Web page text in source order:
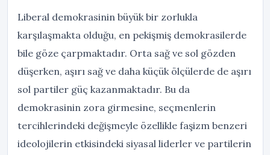
Liberal demokrasinin büyük bir zorlukla
karşılaşmakta olduğu, en pekişmiş demokrasilerde
bile göze çarpmaktadır. Orta sağ ve sol gözden
düşerken, aşırı sağ ve daha küçük ölçülerde de aşırı
sol partiler güç kazanmaktadır. Bu da
demokrasinin zora girmesine, seçmenlerin
tercihlerindeki değişmeyle özellikle faşizm benzeri
ideolojilerin etkisindeki siyasal liderler ve partilerin